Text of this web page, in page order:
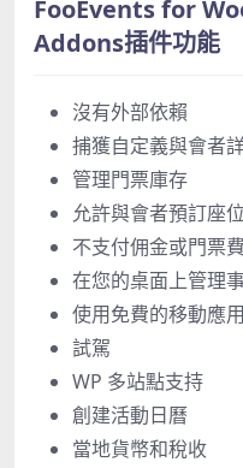
FooEvents for
Addons插件功能
沒有外部依賴
捕獲自定義與會者
管理門票庫存
允許與會者預訂座位
不支付佣金或門票
在您的桌面上管理
使用免費的移動應
試駕
WP 多站點支持
創建活動日曆
當地貨幣和稅收